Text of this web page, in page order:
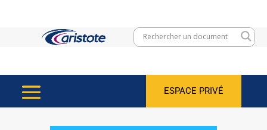
ESPACE PRIVÉ